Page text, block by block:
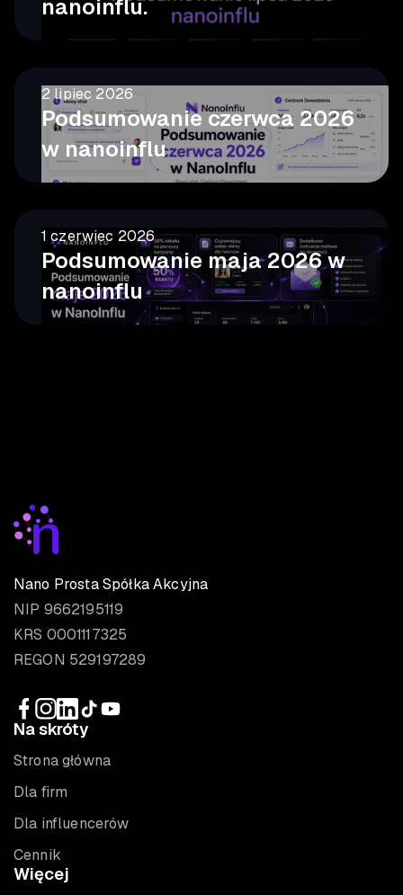
nanoinflu.
2 lipiec 2026
Podsumowanie czerwca 2026
w nanoinflu
1 czerwiec 2026
Podsumowanie maja 2026 w
nanoinflu
Nano Prosta Spółka Akcyjna
NIP 9662195119
KRS 0001117325
REGON 529197289
Na skróty
Strona główna
Dla firm
Dla influencerów
Cennik
Więcej